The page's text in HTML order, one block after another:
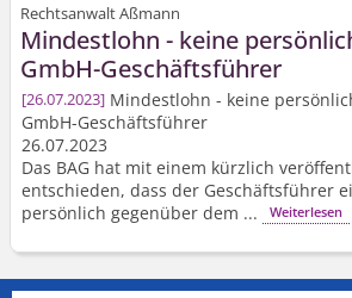
Rechtsanwalt Aßmann
Mindestlohn - keine
GmbH-Geschäftsführer
26.07.2023 Mindestlohn - keine
GmbH-Geschäftsführer
26.07.2023
Das BAG hat mit einem kürzlich
entschieden, dass der Geschäftsführer
persönlich gegenüber dem ...
Weiterlesen